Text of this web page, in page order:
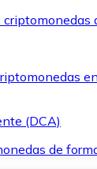
criptomonedas
(DCA)
de